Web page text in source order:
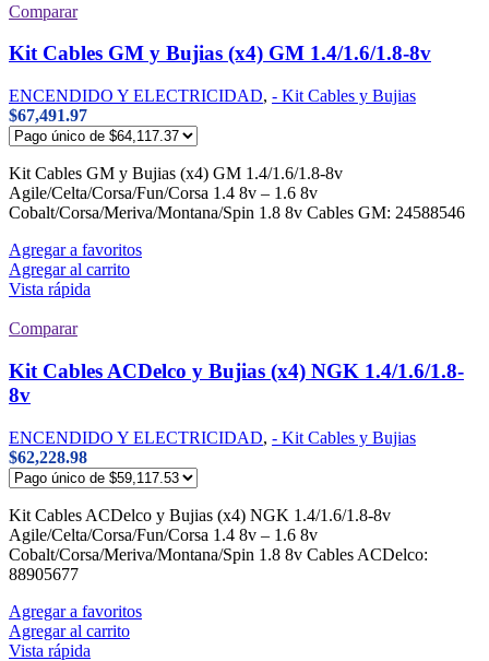
Comparar
Kit Cables GM y Bujias (x4) GM 1.4/1.6/1.8-8v
ENCENDIDO Y ELECTRICIDAD, - Kit Cables y Bujias
$67,491.97
Kit Cables GM y Bujias (x4) GM 1.4/1.6/1.8-8v
Agile/Celta/Corsa/Fun/Corsa 1.4 8v – 1.6 8v
Cobalt/Corsa/Meriva/Montana/Spin 1.8 8v Cables GM: 24588546
Agregar a favoritos
Agregar al carrito
Vista rápida
Comparar
Kit Cables ACDelco y Bujias (x4) NGK 1.4/1.6/1.8-
8v
ENCENDIDO Y ELECTRICIDAD, - Kit Cables y Bujias
$62,228.98
Kit Cables ACDelco y Bujias (x4) NGK 1.4/1.6/1.8-8v
Agile/Celta/Corsa/Fun/Corsa 1.4 8v – 1.6 8v
Cobalt/Corsa/Meriva/Montana/Spin 1.8 8v Cables ACDelco:
88905677
Agregar a favoritos
Agregar al carrito
Vista rápida